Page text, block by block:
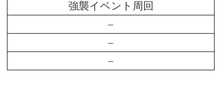
強襲イベント周回
–
–
–